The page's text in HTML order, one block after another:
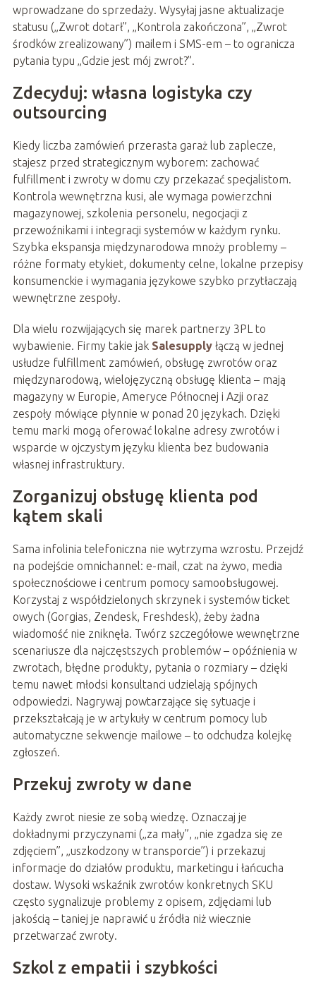
wprowadzane do sprzedaży. Wysyłaj jasne aktualizacje
statusu („Zwrot dotarł”, „Kontrola zakończona”, „Zwrot
środków zrealizowany”) mailem i SMS-em – to ogranicza
pytania typu „Gdzie jest mój zwrot?”.
Zdecyduj: własna logistyka czy
outsourcing
Kiedy liczba zamówień przerasta garaż lub zaplecze,
stajesz przed strategicznym wyborem: zachować
fulfillment i zwroty w domu czy przekazać specjalistom.
Kontrola wewnętrzna kusi, ale wymaga powierzchni
magazynowej, szkolenia personelu, negocjacji z
przewoźnikami i integracji systemów w każdym rynku.
Szybka ekspansja międzynarodowa mnoży problemy –
różne formaty etykiet, dokumenty celne, lokalne przepisy
konsumenckie i wymagania językowe szybko przytłaczają
wewnętrzne zespoły.
Dla wielu rozwijających się marek partnerzy 3PL to
wybawienie. Firmy takie jak Salesupplyłączą w jednej
usłudze fulfillment zamówień, obsługę zwrotów oraz
międzynarodową, wielojęzyczną obsługę klienta – mają
magazyny w Europie, Ameryce Północnej i Azji oraz
zespoły mówiące płynnie w ponad 20 językach. Dzięki
temu marki mogą oferować lokalne adresy zwrotów i
wsparcie w ojczystym języku klienta bez budowania
własnej infrastruktury.
Zorganizuj obsługę klienta pod
kątem skali
Sama infolinia telefoniczna nie wytrzyma wzrostu. Przejdź
na podejście omnichannel: e-mail, czat na żywo, media
społecznościowe i centrum pomocy samoobsługowej.
Korzystaj z współdzielonych skrzynek i systemów ticket
owych (Gorgias, Zendesk, Freshdesk), żeby żadna
wiadomość nie zniknęła. Twórz szczegółowe wewnętrzne
scenariusze dla najczęstszych problemów – opóźnienia w
zwrotach, błędne produkty, pytania o rozmiary – dzięki
temu nawet młodsi konsultanci udzielają spójnych
odpowiedzi. Nagrywaj powtarzające się sytuacje i
przekształcają je w artykuły w centrum pomocy lub
automatyczne sekwencje mailowe – to odchudza kolejkę
zgłoszeń.
Przekuj zwroty w dane
Każdy zwrot niesie ze sobą wiedzę. Oznaczaj je
dokładnymi przyczynami („za mały”, „nie zgadza się ze
zdjęciem”, „uszkodzony w transporcie”) i przekazuj
informacje do działów produktu, marketingu i łańcucha
dostaw. Wysoki wskaźnik zwrotów konkretnych SKU
często sygnalizuje problemy z opisem, zdjęciami lub
jakością – taniej je naprawić u źródła niż wiecznie
przetwarzać zwroty.
Szkol z empatii i szybkości